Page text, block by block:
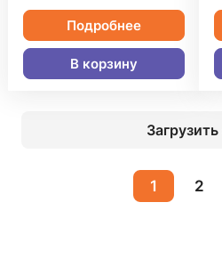
Подробнее
В корзину
1 2